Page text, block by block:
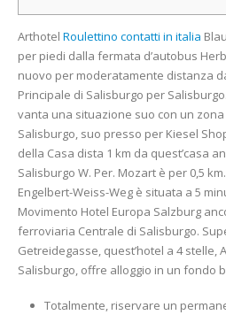
Arthotel Roulettino contatti in italia
per piedi dalla fermata d’autobus
nuovo per moderatamente distanza
Principale di Salisburgo per
vanta una situazione suo con un
Salisburgo, suo presso per Kiesel
della Casa dista 1 km da quest’casa
Salisburgo W. Per. Mozart è per 0,5
Engelbert-Weiss-Weg è situata a 5
Movimento Hotel Europa Salzburg
ferroviaria Centrale di Salisburgo.
Getreidegasse, quest’hotel a 4 stelle,
Salisburgo, offre alloggio in un fondo
Totalmente, riservare un